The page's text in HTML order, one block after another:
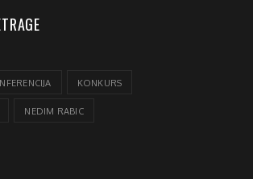
KONKURS
NEDIM RABIC